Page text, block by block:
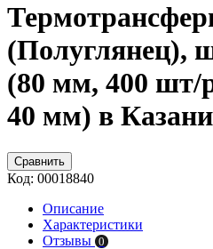
(Полуглянец),
(80 мм, 400 шт/
40 мм) в Казани
Сравнить
Код: 00018840
Описание
Характеристики
Отзывы 0